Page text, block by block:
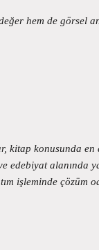
hem de görsel
kitap konusunda
işleminde